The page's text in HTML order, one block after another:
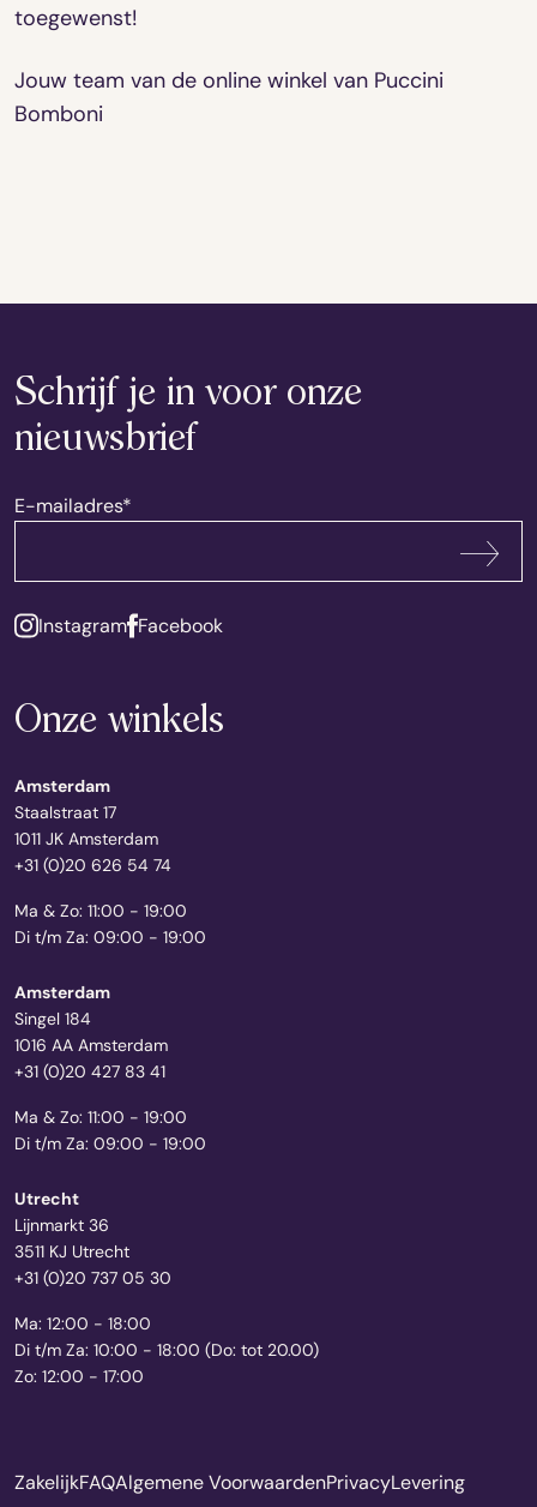
toegewenst!
Jouw team van de online winkel van Puccini
Bomboni
Schrijf je in voor onze
nieuwsbrief
E-mailadres*
Instagram Facebook
Onze winkels
Amsterdam
Staalstraat 17
1011 JK Amsterdam
+31 (0)20 626 54 74
Ma & Zo: 11:00 - 19:00
Di t/m Za: 09:00 - 19:00
Amsterdam
Singel 184
1016 AA Amsterdam
+31 (0)20 427 83 41
Ma & Zo: 11:00 - 19:00
Di t/m Za: 09:00 - 19:00
Utrecht
Lijnmarkt 36
3511 KJ Utrecht
+31 (0)20 737 05 30
Ma: 12:00 - 18:00
Di t/m Za: 10:00 - 18:00 (Do: tot 20.00)
Zo: 12:00 - 17:00
ZakelijkFAQAlgemene VoorwaardenPrivacyLevering